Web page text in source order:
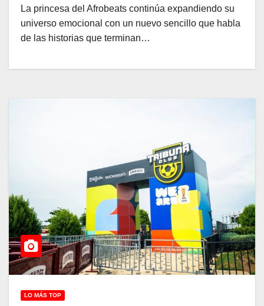
La princesa del Afrobeats continúa expandiendo su
universo emocional con un nuevo sencillo que habla
de las historias que terminan…
LO MÁS TOP